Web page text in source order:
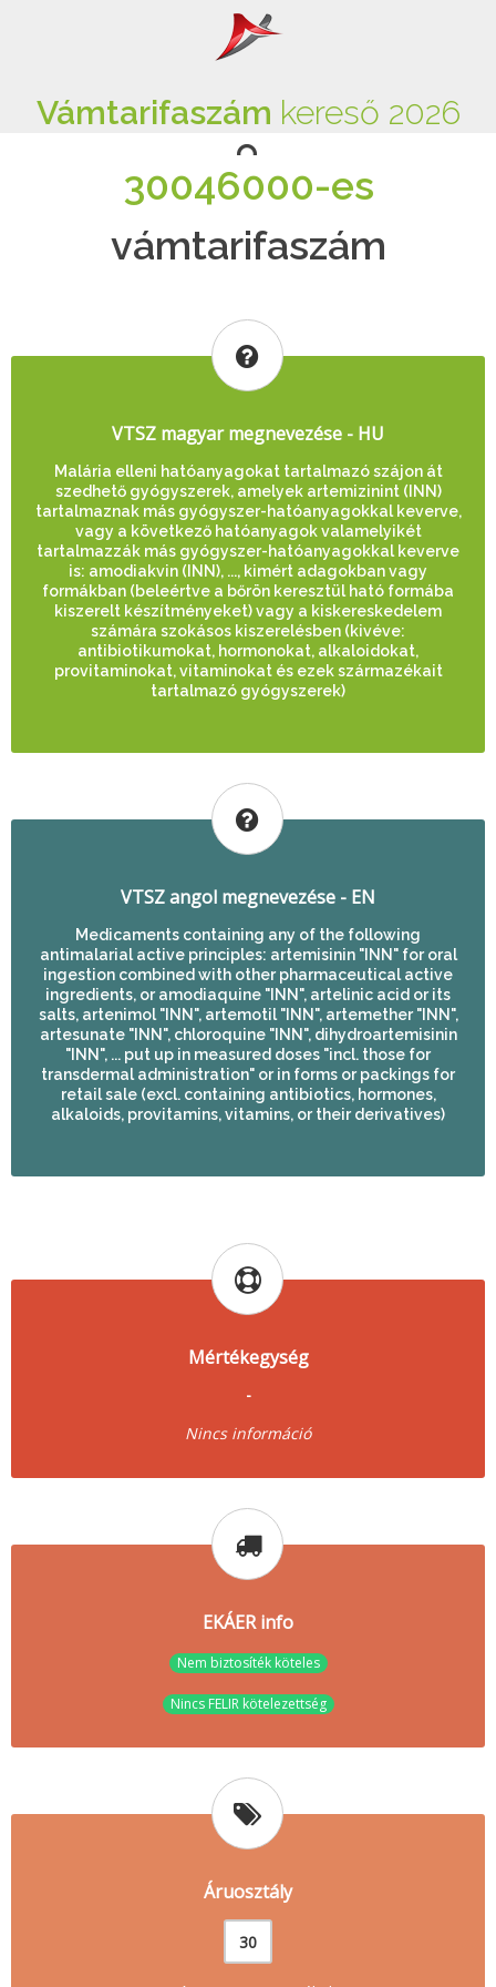
Vámtarifaszám kereső 2026
30046000-es
vámtarifaszám
VTSZ magyar megnevezése - HU
Malária elleni hatóanyagokat tartalmazó szájon át
szedhető gyógyszerek, amelyek artemizinint (INN)
tartalmaznak más gyógyszer-hatóanyagokkal keverve,
vagy a következő hatóanyagok valamelyikét
tartalmazzák más gyógyszer-hatóanyagokkal keverve
is: amodiakvin (INN), ..., kimért adagokban vagy
formákban (beleértve a bőrön keresztül ható formába
kiszerelt készítményeket) vagy a kiskereskedelem
számára szokásos kiszerelésben (kivéve:
antibiotikumokat, hormonokat, alkaloidokat,
provitaminokat, vitaminokat és ezek származékait
tartalmazó gyógyszerek)
VTSZ angol megnevezése - EN
Medicaments containing any of the following
antimalarial active principles: artemisinin "INN" for oral
ingestion combined with other pharmaceutical active
ingredients, or amodiaquine "INN", artelinic acid or its
salts, artenimol "INN", artemotil "INN", artemether "INN",
artesunate "INN", chloroquine "INN", dihydroartemisinin
"INN", ... put up in measured doses "incl. those for
transdermal administration" or in forms or packings for
retail sale (excl. containing antibiotics, hormones,
alkaloids, provitamins, vitamins, or their derivatives)
Mértékegység
-
Nincs információ
EKÁER info
Nem biztosíték köteles
Nincs FELIR kötelezettség
Áruosztály
30